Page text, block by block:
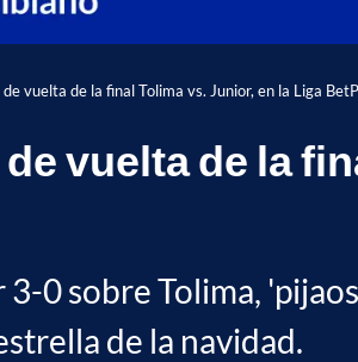
vuelta de la final Tolima vs. Junior, en la Liga
vuelta de la
0 sobre Tolima,
de la navidad.